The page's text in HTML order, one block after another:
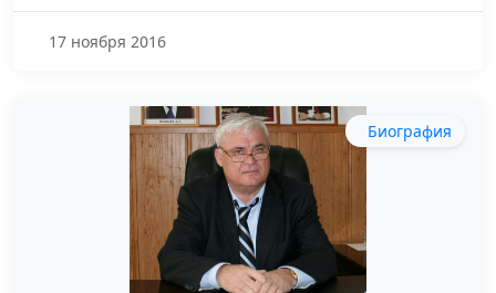
17 ноября 2016
Биография